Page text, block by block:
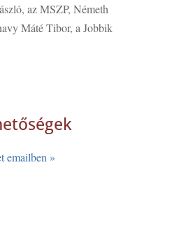
az MSZP, Németh
Máté Tibor, a Jobbik
emailben »